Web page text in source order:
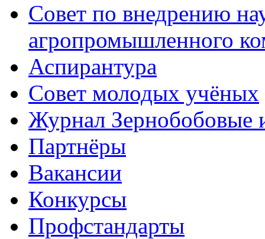
Совет по внедрению
агропромышленного
Аспирантура
Совет молодых учёных
Журнал Зернобобовые
Партнёры
Вакансии
Конкурсы
Профстандарты